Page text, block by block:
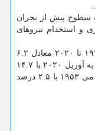
سطوح پیش از بحران
و استخدام نیروهای
متوسط نرخ بیکاری آمریکا در بازه زمانی ۱۹۴۸ تا ۲۰۲۰ معادل ۶.۲
درصد بوده که بالاترین رقم ثبت شده مربوط به آوریل ۲۰۲۰ با ۱۴.۷
درصد و کمترین نرخ ثبت شده نیز مربوط به می ۱۹۵۳ با ۲.۵ درصد